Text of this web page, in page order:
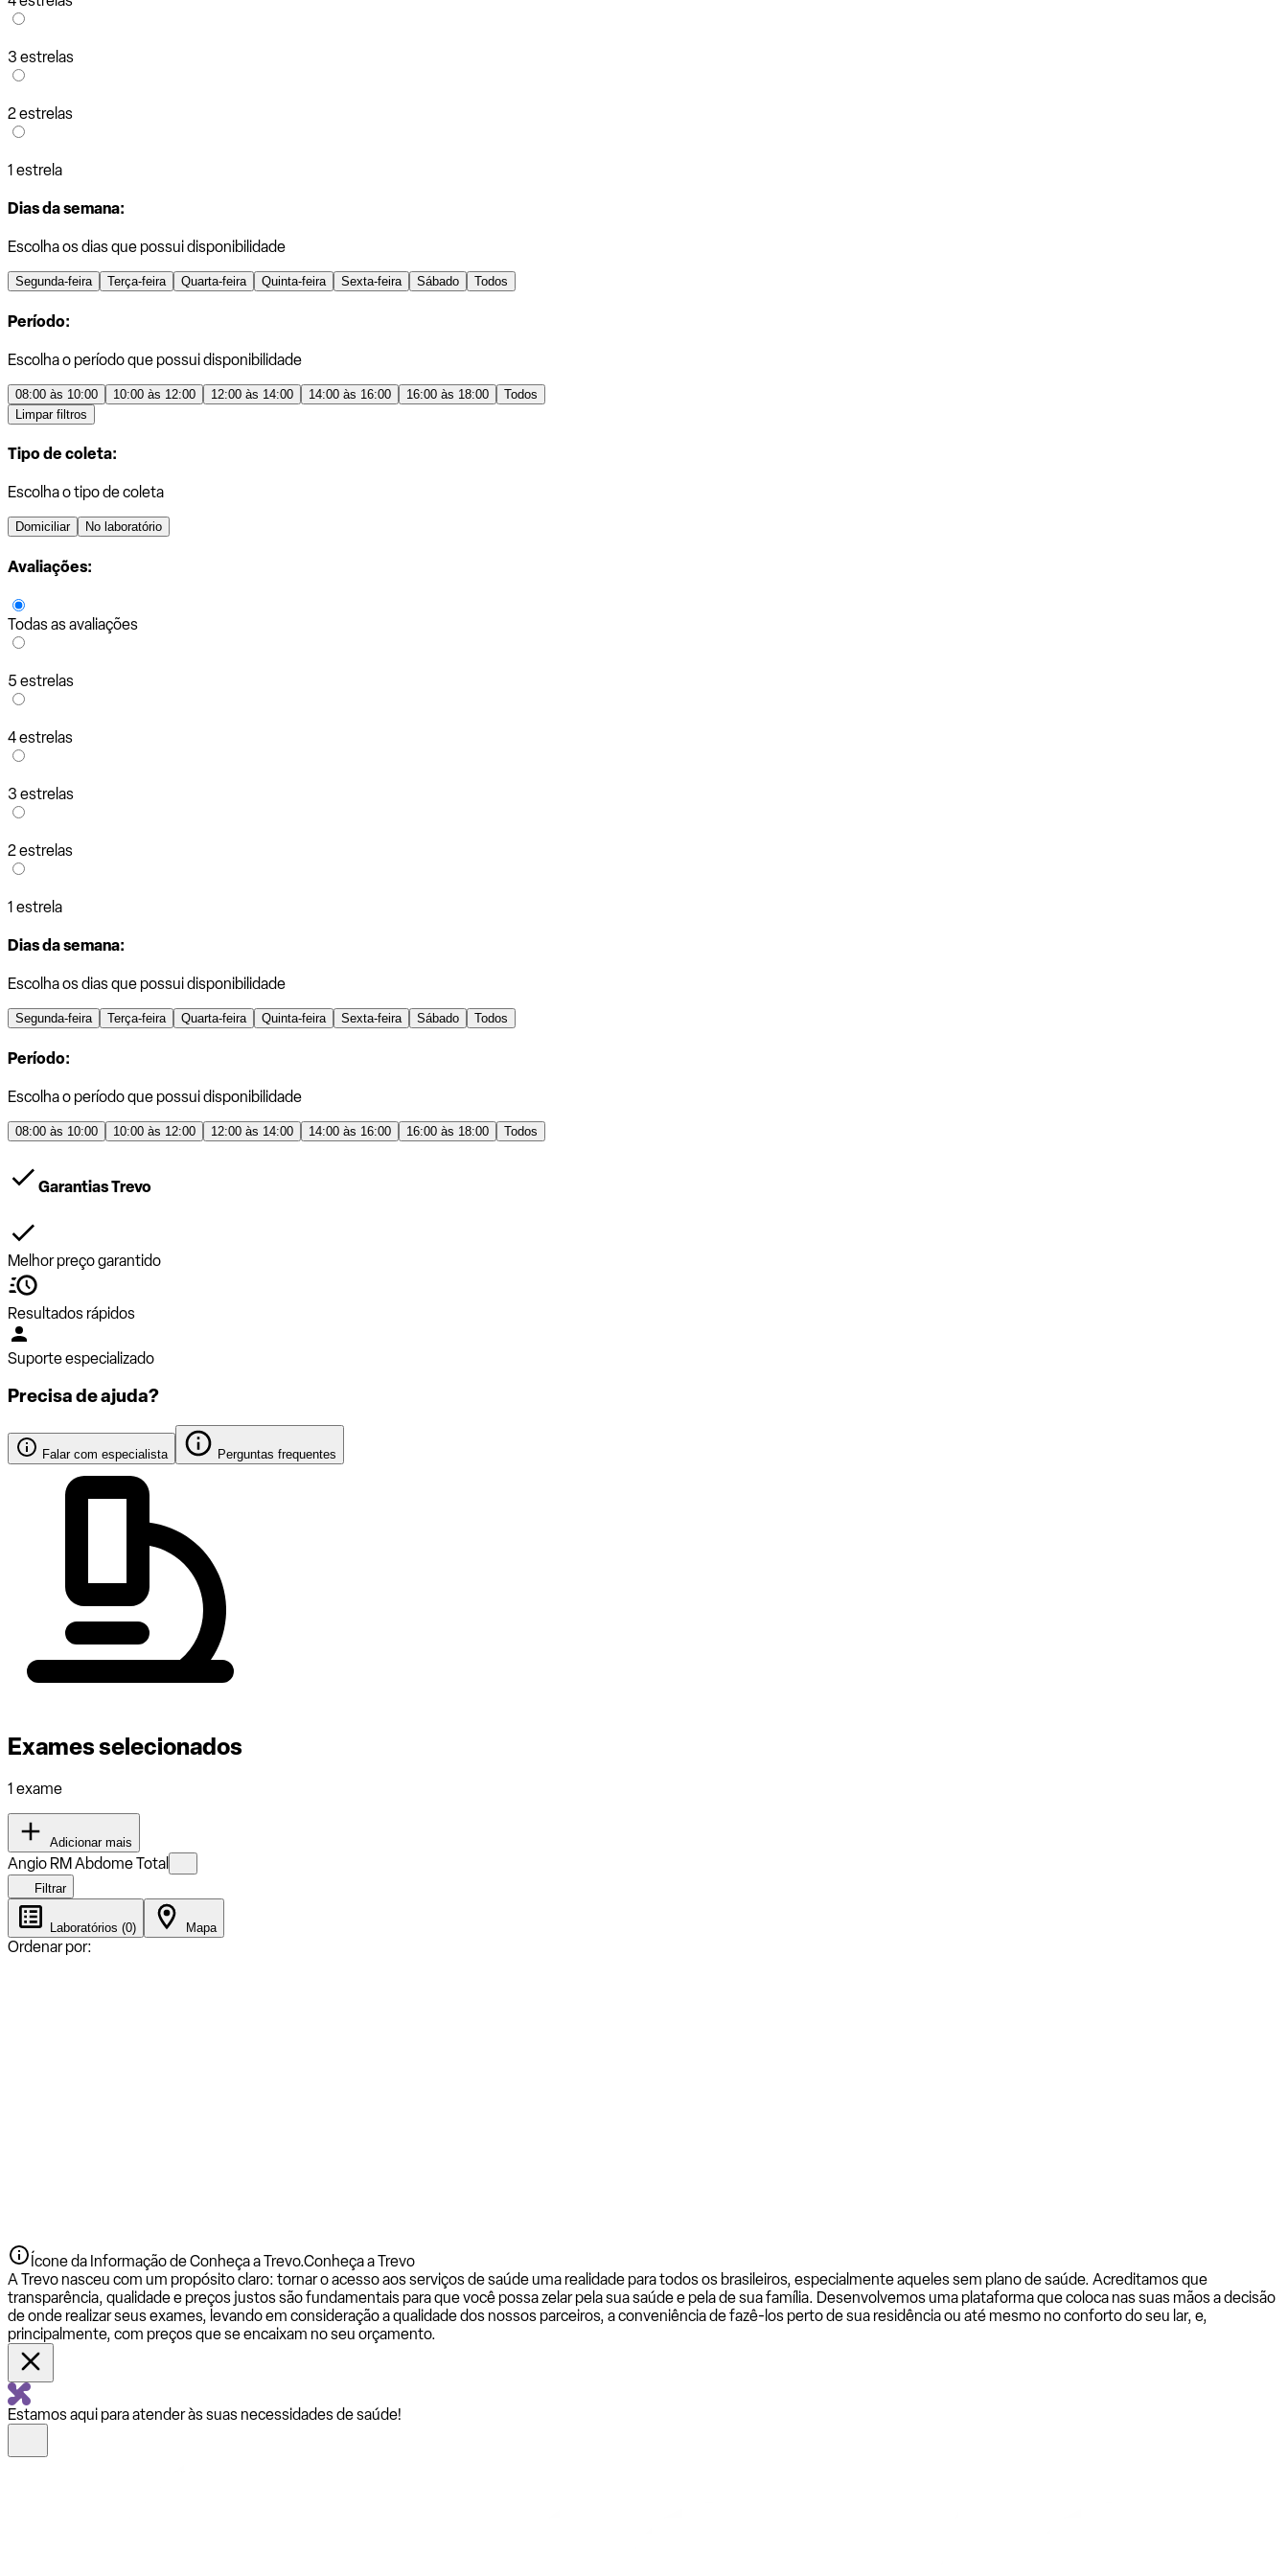
3 estrelas
2 estrelas
1 estrela
Dias da semana:
Escolha os dias que possui disponibilidade
Segunda-feira Terça-feira Quarta-feira Quinta-feira Sexta-feira Sábado Todos
Período:
Escolha o período que possui disponibilidade
08:00 às 10:00 10:00 às 12:00 12:00 às 14:00 14:00 às 16:00 16:00 às 18:00
Todos
Limpar filtros
Tipo de coleta:
Escolha o tipo de coleta
Domiciliar No laboratório
Avaliações:
Todas as avaliações
5 estrelas
4 estrelas
3 estrelas
2 estrelas
1 estrela
Dias da semana:
Escolha os dias que possui disponibilidade
Segunda-feira Terça-feira Quarta-feira Quinta-feira Sexta-feira Sábado Todos
Período:
Escolha o período que possui disponibilidade
08:00 às 10:00 10:00 às 12:00 12:00 às 14:00 14:00 às 16:00 16:00 às 18:00 Todos
Garantias Trevo
Melhor preço garantido
Resultados rápidos
Suporte especializado
Precisa de ajuda?
Falar com especialista Perguntas frequentes
Exames selecionados
1 exame
Adicionar mais
Angio RM Abdome Total
Filtrar
Laboratórios (0) Mapa
Ordenar por:
Ícone da Informação de Conheça a Trevo.Conheça a Trevo
A Trevo nasceu com um propósito claro: tornar o acesso aos serviços de saúde uma realidade para todos os brasileiros, especialmente aqueles sem plano de saúde. Acreditamos que
transparência, qualidade e preços justos são fundamentais para que você possa zelar pela sua saúde e pela de sua família. Desenvolvemos uma plataforma que coloca nas suas mãos a decisão
de onde realizar seus exames, levando em consideração a qualidade dos nossos parceiros, a conveniência de fazê-los perto de sua residência ou até mesmo no conforto do seu lar, e,
principalmente, com preços que se encaixam no seu orçamento.
Estamos aqui para atender às suas necessidades de saúde!